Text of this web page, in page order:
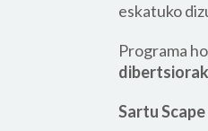
eskatuko
Programa
Sartu